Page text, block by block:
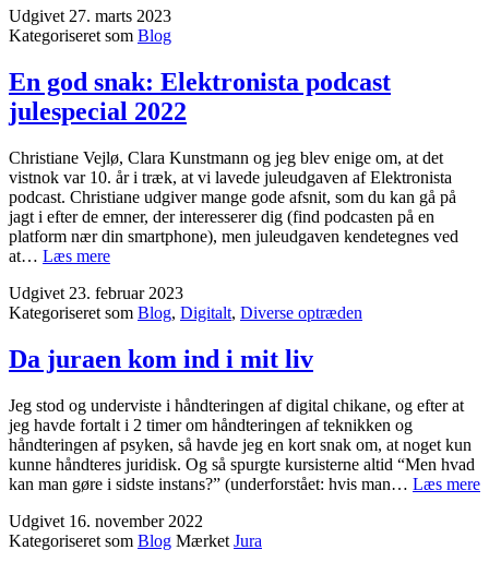
interesse
i
medier
og
den
slags
Udgivet 27. marts 2023
Kategoriseret som Blog
En god snak: Elektronista podcast
julespecial 2022
Christiane Vejlø, Clara Kunstmann og jeg blev enige om, at det
vistnok var 10. år i træk, at vi lavede juleudgaven af Elektronista
podcast. Christiane udgiver mange gode afsnit, som du kan gå på
jagt i efter de emner, der interesserer dig (find podcasten på en
platform nær din smartphone), men juleudgaven kendetegnes ved
at… Læs mereEn
snak:
Elektronista
julespecial
2022
Udgivet 23. februar 2023
Kategoriseret som Blog, Digitalt, Diverse optræden
Da juraen kom ind i mit liv
Jeg stod og underviste i håndteringen af digital chikane, og efter at
jeg havde fortalt i 2 timer om håndteringen af teknikken og
håndteringen af psyken, så havde jeg en kort snak om, at noget kun
kunne håndteres juridisk. Og så spurgte kursisterne altid “Men hvad
kan man gøre i sidste instans?” (underforstået: hvis man… Læs mere
Udgivet 16. november 2022
Kategoriseret som Blog Mærket Jura